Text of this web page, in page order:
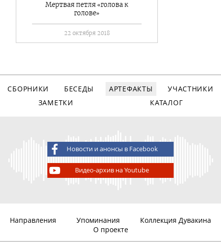
Мертвая петля «голова к
голове»
22 октября 2018
СБОРНИКИ БЕСЕДЫ АРТЕФАКТЫ
УЧАСТНИКИ
ЗАМЕТКИ
КАТАЛОГ
Новости и анонсы в Facebook
Видео-архив на Youtube
Направления Упоминания
Коллекция Дувакина
О проекте